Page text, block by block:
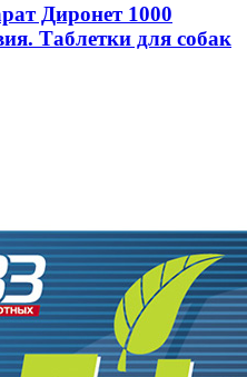
Диронет 1000
Таблетки для собак